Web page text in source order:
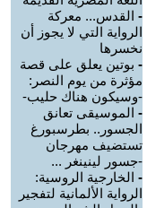
- القدس... معركة
الرواية التي لا يجوز أن
نخسرها
- بوتين يعلق على قصة
مؤثرة من يوم النصر:
-وسيكون هناك حليب-
- الموسيقى تعانق
الجسور.. بطرسبورغ
تستضيف مهرجان
-جسور لينينغر ...
- الخارجية الروسية:
الرواية الألمانية لتفجير